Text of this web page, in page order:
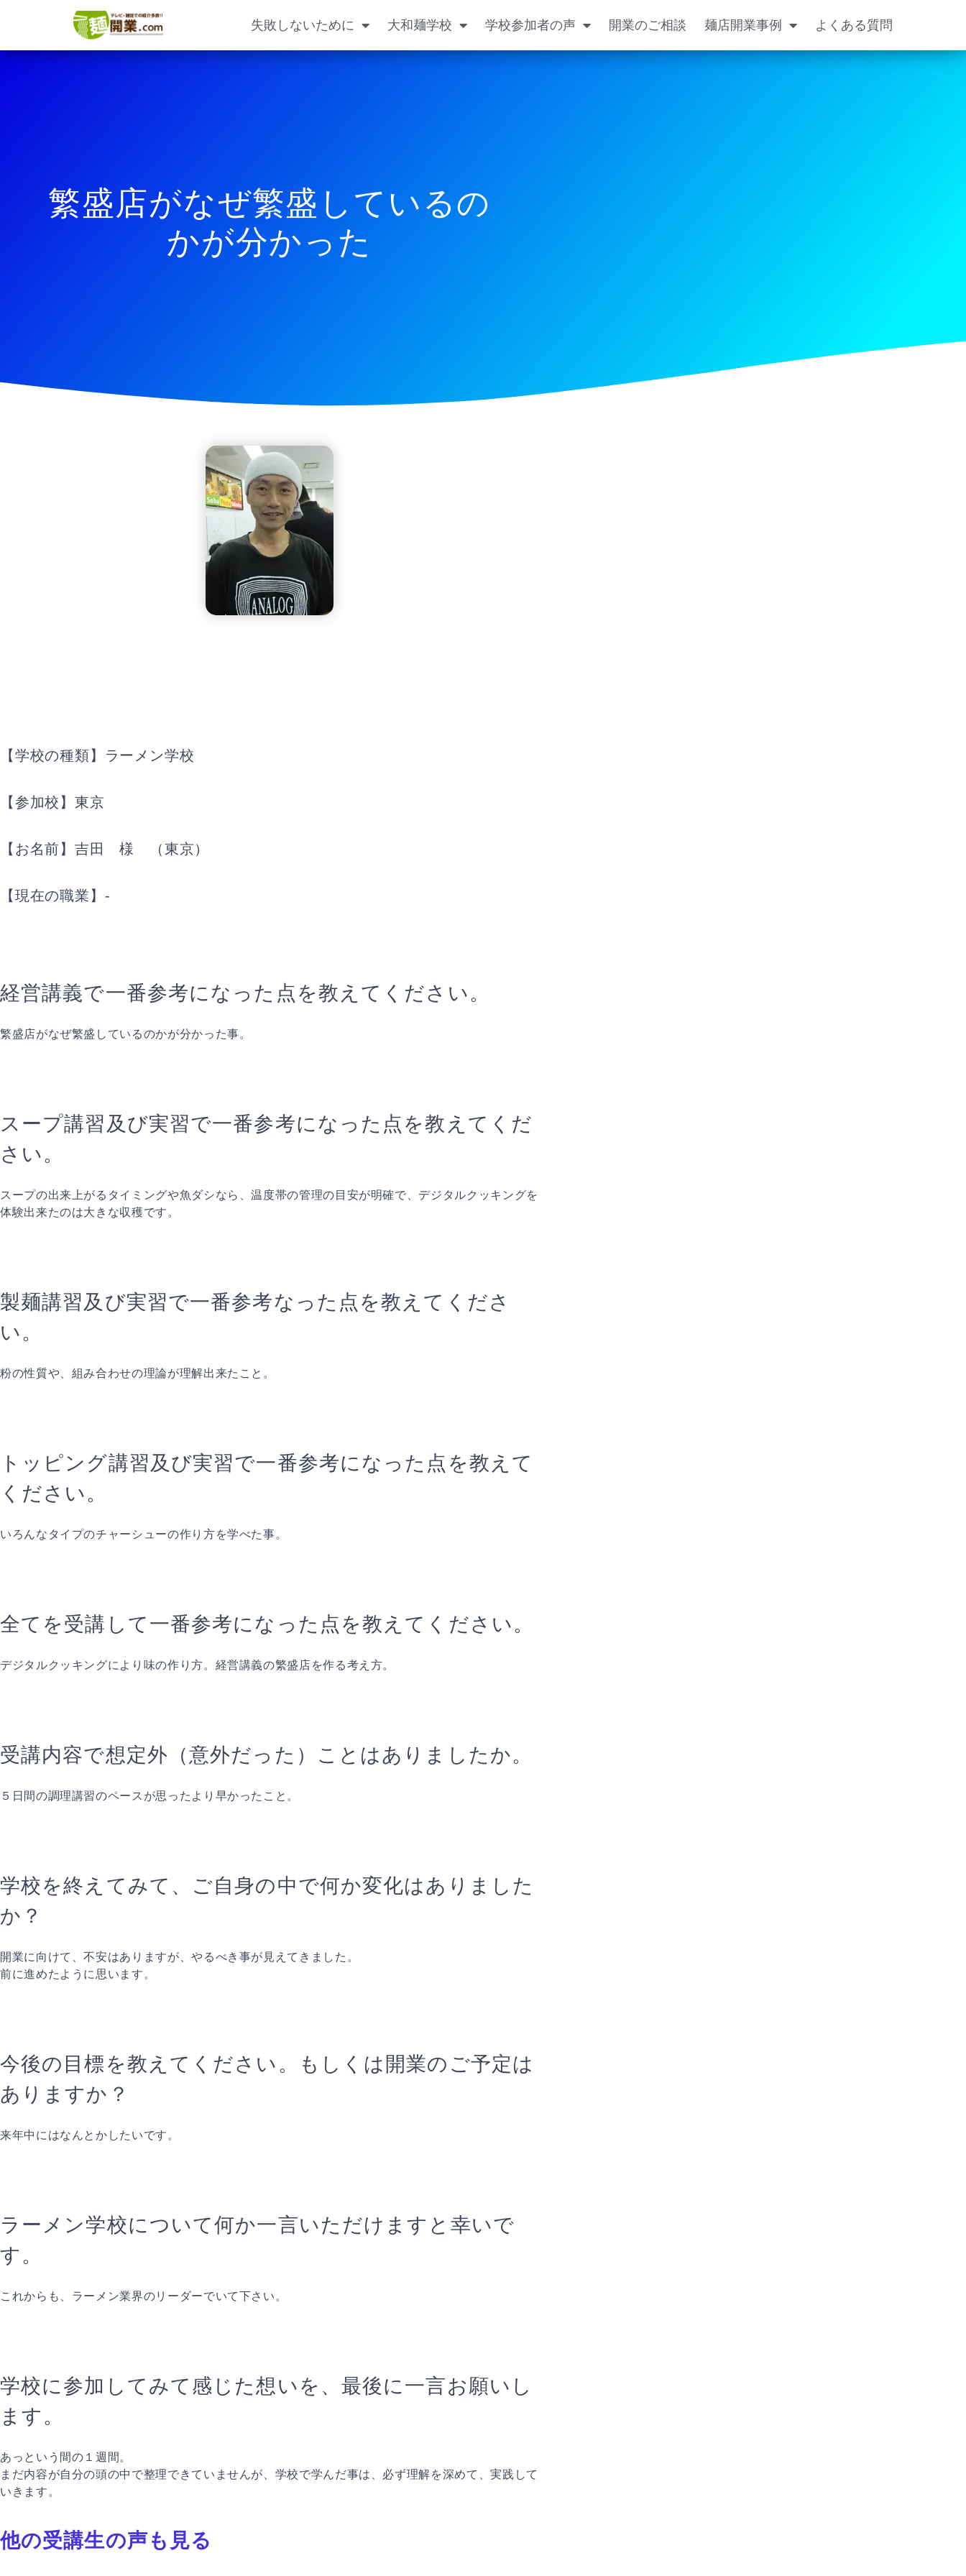
失敗しないために 大和麺学校 学校参加者の声 開業のご相談 麺店開業事例 よくある質問
繁盛店がなぜ繁盛しているの
かが分かった
【学校の種類】ラーメン学校
【参加校】東京
【お名前】吉田 様 （東京）
【現在の職業】-
経営講義で一番参考になった点を教えてください。
繁盛店がなぜ繁盛しているのかが分かった事。
スープ講習及び実習で一番参考になった点を教えてくだ
さい。
スープの出来上がるタイミングや魚ダシなら、温度帯の管理の目安が明確で、デジタルクッキングを
体験出来たのは大きな収穫です。
製麺講習及び実習で一番参考なった点を教えてくださ
い。
粉の性質や、組み合わせの理論が理解出来たこと。
トッピング講習及び実習で一番参考になった点を教えて
ください。
いろんなタイプのチャーシューの作り方を学べた事。
全てを受講して一番参考になった点を教えてください。
デジタルクッキングにより味の作り方。経営講義の繁盛店を作る考え方。
受講内容で想定外（意外だった）ことはありましたか。
５日間の調理講習のペースが思ったより早かったこと。
学校を終えてみて、ご自身の中で何か変化はありました
か？
開業に向けて、不安はありますが、やるべき事が見えてきました。
前に進めたように思います。
今後の目標を教えてください。もしくは開業のご予定は
ありますか？
来年中にはなんとかしたいです。
ラーメン学校について何か一言いただけますと幸いで
す。
これからも、ラーメン業界のリーダーでいて下さい。
学校に参加してみて感じた想いを、最後に一言お願いし
ます。
あっという間の１週間。
まだ内容が自分の頭の中で整理できていませんが、学校で学んだ事は、必ず理解を深めて、実践して
いきます。
他の受講生の声も見る